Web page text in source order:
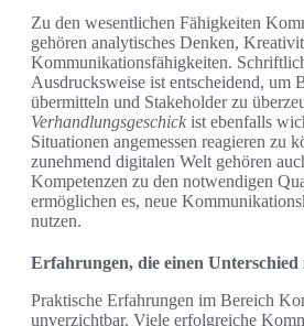
Zu den wesentlichen Fähigkeiten
gehören analytisches Denken,
Kommunikationsfähigkeiten.
Ausdrucksweise ist entscheidend, um
übermitteln und Stakeholder zu
Verhandlungsgeschick ist ebenfalls
Situationen angemessen reagieren zu
zunehmend digitalen Welt gehören
Kompetenzen zu den notwendigen
ermöglichen es, neue
nutzen.
Erfahrungen, die einen Unterschied
Praktische Erfahrungen im Bereich
unverzichtbar. Viele erfolgreiche